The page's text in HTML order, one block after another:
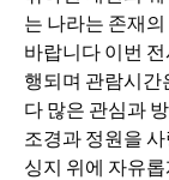
조경과 정원을
싱지 위에 자유